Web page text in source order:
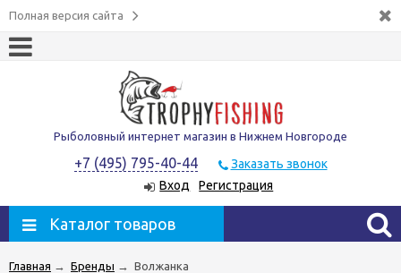
Полная версия сайта
Рыболовный интернет магазин в Нижнем Новгороде
+7 (495) 795-40-44
Заказать звонок
Вход
Регистрация
Каталог товаров
Главная → Бренды → Волжанка